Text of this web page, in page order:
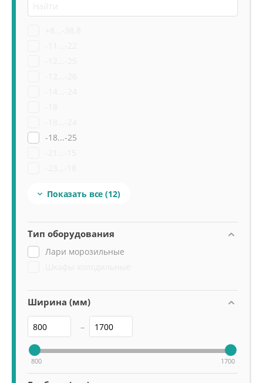
-18...-25
-45...-5
 Показать все (12)
Тип оборудования
Лари морозильные
Ширина (мм)
–
800 1700